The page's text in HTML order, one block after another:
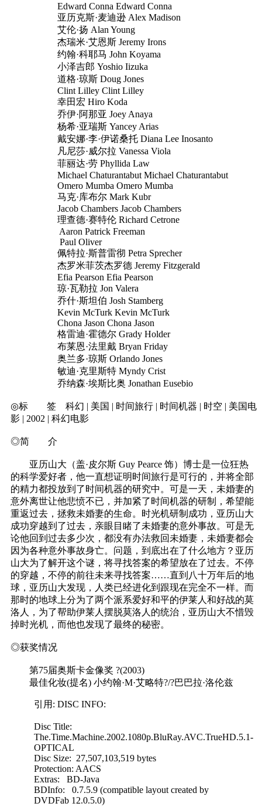
Edward Conna Edward Conna
亚历克斯·麦迪逊 Alex Madison
艾伦·扬 Alan Young
杰瑞米·艾恩斯 Jeremy Irons
约翰·科耶马 John Koyama
小泽吉郎 Yoshio Iizuka
道格·琼斯 Doug Jones
Clint Lilley Clint Lilley
幸田宏 Hiro Koda
乔伊·阿那亚 Joey Anaya
杨希·亚瑞斯 Yancey Arias
戴安娜·李·伊诺桑托 Diana Lee Inosanto
凡尼莎·威尔拉 Vanessa Viola
菲丽达·劳 Phyllida Law
Michael Chaturantabut Michael Chaturantabut
Omero Mumba Omero Mumba
马克·库布尔 Mark Kubr
Jacob Chambers Jacob Chambers
理查德·赛特伦 Richard Cetrone
Aaron Patrick Freeman
Paul Oliver
佩特拉·斯普雷彻 Petra Sprecher
杰罗米菲茨杰罗德 Jeremy Fitzgerald
Efia Pearson Efia Pearson
琼·瓦勒拉 Jon Valera
乔什·斯坦伯 Josh Stamberg
Kevin McTurk Kevin McTurk
Chona Jason Chona Jason
格雷迪·霍德尔 Grady Holder
布莱恩·法里戴 Bryan Friday
奥兰多·琼斯 Orlando Jones
敏迪·克里斯特 Myndy Crist
乔纳森·埃斯比奥 Jonathan Eusebio
◎标 签 科幻 | 美国 | 时间旅行 | 时间机器 | 时空 | 美国电
影 | 2002 | 科幻电影
◎简 介
亚历山大（盖·皮尔斯 Guy Pearce 饰）博士是一位狂热
的科学爱好者，他一直想证明时间旅行是可行的，并将全部
的精力都投放到了时间机器的研究中。可是一天，未婚妻的
意外离世让他悲愤不已，并加紧了时间机器的研制，希望能
重返过去，拯救未婚妻的生命。时光机研制成功，亚历山大
成功穿越到了过去，亲眼目睹了未婚妻的意外事故。可是无
论他回到过去多少次，都没有办法救回未婚妻，未婚妻都会
因为各种意外事故身亡。问题，到底出在了什么地方？亚历
山大为了解开这个谜，将寻找答案的希望放在了过去。不停
的穿越，不停的前往未来寻找答案……直到八十万年后的地
球，亚历山大发现，人类已经进化到跟现在完全不一样。而
那时的地球上分为了两个派系爱好和平的伊莱人和好战的莫
洛人，为了帮助伊莱人摆脱莫洛人的统治，亚历山大不惜毁
掉时光机，而他也发现了最终的秘密。
◎获奖情况
第75届奥斯卡金像奖 ?(2003)
最佳化妆(提名) 小约翰·M·艾略特?/?巴巴拉·洛伦兹
引用: DISC INFO:
Disc Title:
The.Time.Machine.2002.1080p.BluRay.AVC.TrueHD.5.1-
OPTICAL
Disc Size: 27,507,103,519 bytes
Protection: AACS
Extras: BD-Java
BDInfo: 0.7.5.9 (compatible layout created by
DVDFab 12.0.5.0)